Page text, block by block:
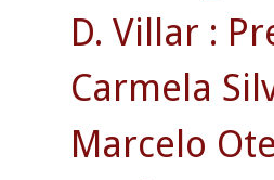
D. Villar :
Carmela
Marcelo